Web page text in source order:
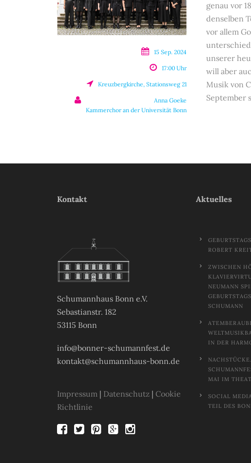
15 Sep. 2024
17:00 Uhr
Kreuzbergkirche, Stationsweg 21
Anna Goeke
Kammerchor an der Universität Bonn
genau vor
denselben
vor allem
unserer
will aber
Musik von
September
Kontakt
Schumannhaus Bonn e.V.
Sebastianstr. 182
53115 Bonn
info@bonner-schumannfest.de
kontakt@schumannhaus-bonn.de
Impressum | Datenschutz | Cookie
Richtlinie
Aktuelles
ROBERT
ZWISCHEN
NEUMANN
SCHUMANN
N DER
MAI IM
SOCIAL
TEIL DES